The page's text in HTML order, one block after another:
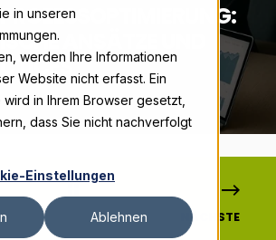
in unseren
werden Ihre Informationen
Website nicht erfasst. Ein
in Ihrem Browser gesetzt,
dass Sie nicht nachverfolgt
Einstellungen
Ablehnen
ANSÄTZE UND
NÄCHSTE